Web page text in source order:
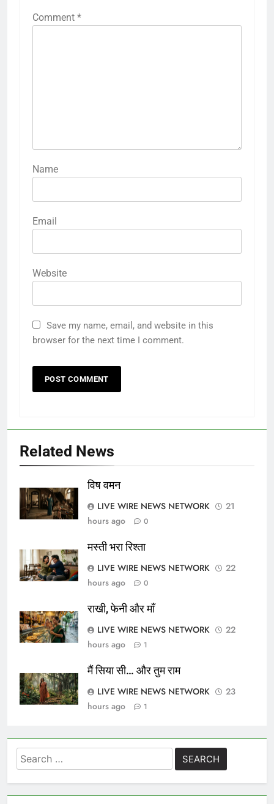
Comment *
Name
Email
Website
Save my name, email, and website in this
browser for the next time I comment.
Related News
विष वमन
LIVE WIRE NEWS NETWORK
21
hours ago
0
मस्ती भरा रिश्ता
LIVE WIRE NEWS NETWORK
22
hours ago
0
राखी, फेनी और माँ
LIVE WIRE NEWS NETWORK
22
hours ago
1
मैं सिया सी… और तुम राम
LIVE WIRE NEWS NETWORK
23
hours ago
1
Search
for: